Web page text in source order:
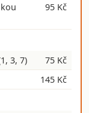
95 Kč
3, 7)
75 Kč
145 Kč